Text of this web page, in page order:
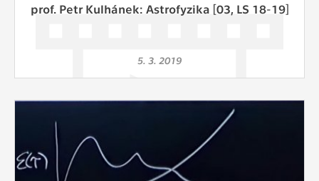
prof. Petr Kulhánek: Astrofyzika [03, LS 18-19]
5. 3. 2019